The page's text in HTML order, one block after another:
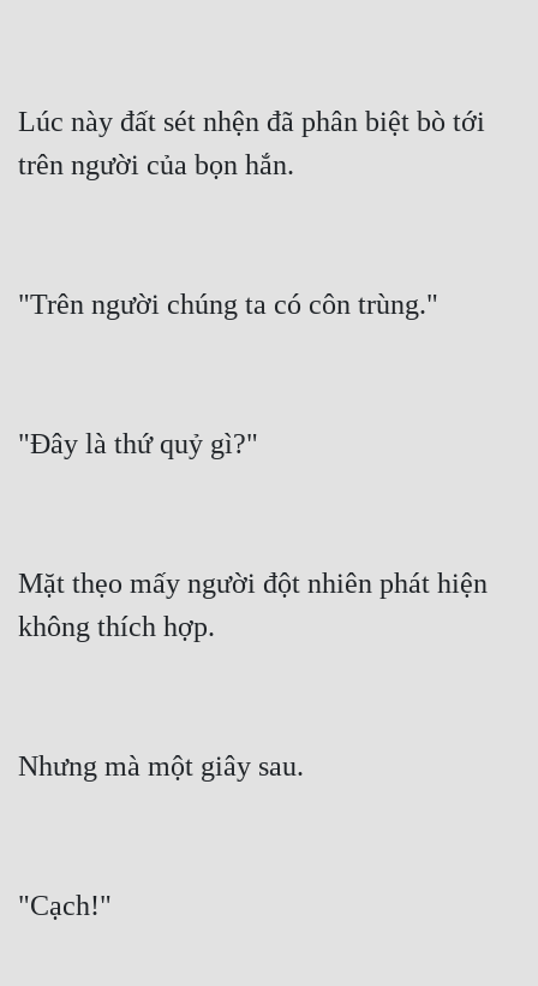
Lúc này đất sét nhện đã phân biệt bò tới
trên người của bọn hắn.
"Trên người chúng ta có côn trùng."
"Đây là thứ quỷ gì?"
Mặt thẹo mấy người đột nhiên phát hiện
không thích hợp.
Nhưng mà một giây sau.
"Cạch!"